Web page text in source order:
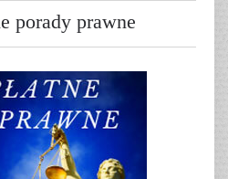
porady prawne